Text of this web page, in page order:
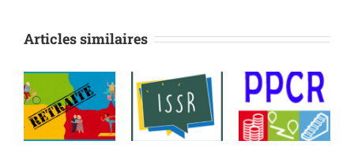
Articles similaires